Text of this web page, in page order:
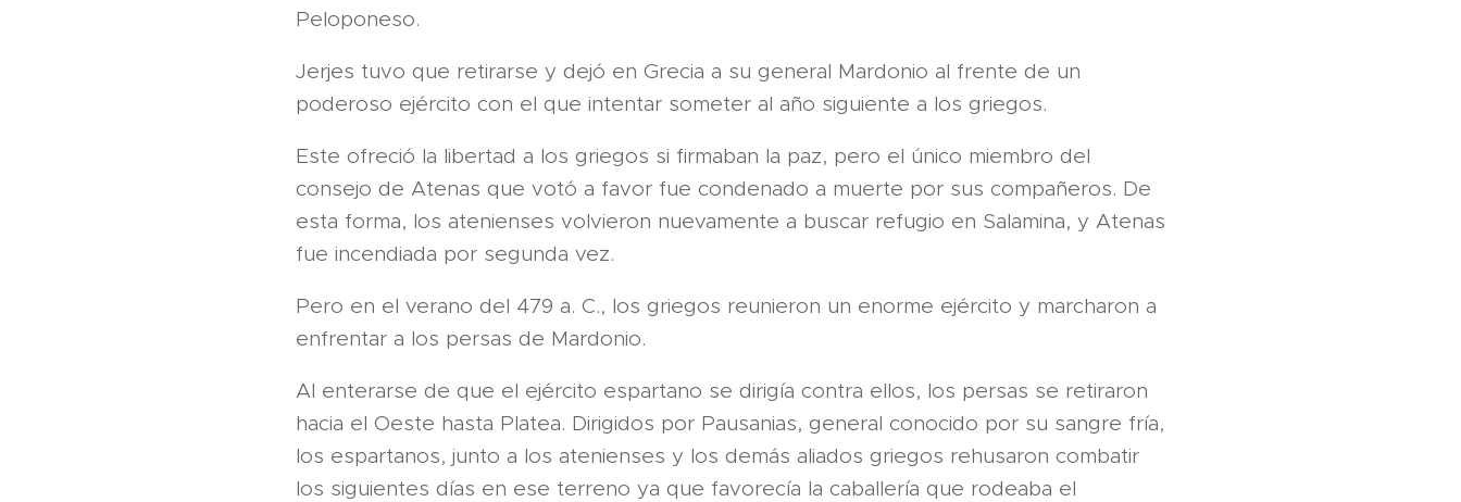
Peloponeso.
Jerjes tuvo que retirarse y dejó en Grecia a su general Mardonio al frente de un
poderoso ejército con el que intentar someter al año siguiente a los griegos.
Este ofreció la libertad a los griegos si firmaban la paz, pero el único miembro del
consejo de Atenas que votó a favor fue condenado a muerte por sus compañeros. De
esta forma, los atenienses volvieron nuevamente a buscar refugio en Salamina, y Atenas
fue incendiada por segunda vez.
Pero en el verano del 479 a. C., los griegos reunieron un enorme ejército y marcharon a
enfrentar a los persas de Mardonio.
Al enterarse de que el ejército espartano se dirigía contra ellos, los persas se retiraron
hacia el Oeste hasta Platea. Dirigidos por Pausanias, general conocido por su sangre fría,
los espartanos, junto a los atenienses y los demás aliados griegos rehusaron combatir
los siguientes días en ese terreno ya que favorecía la caballería que rodeaba el